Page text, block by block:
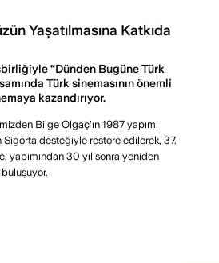
Yaşatılmasına Katkıda
“Dünden Bugüne Türk
Türk sinemasının önemli
kazandırıyor.
Bilge Olgaç’ın 1987 yapımı
Sigorta desteğiyle restore edilerek, 37.
yapımından 30 yıl sonra yeniden